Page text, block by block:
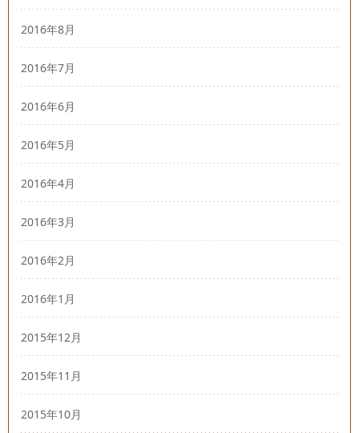
2016年8月
2016年7月
2016年6月
2016年5月
2016年4月
2016年3月
2016年2月
2016年1月
2015年12月
2015年11月
2015年10月